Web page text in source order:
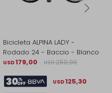
Bicicleta ALPINA LADY -
Rodado 24 - Baccio - Blanco
USD179,00 USD 250,00
USD125,30